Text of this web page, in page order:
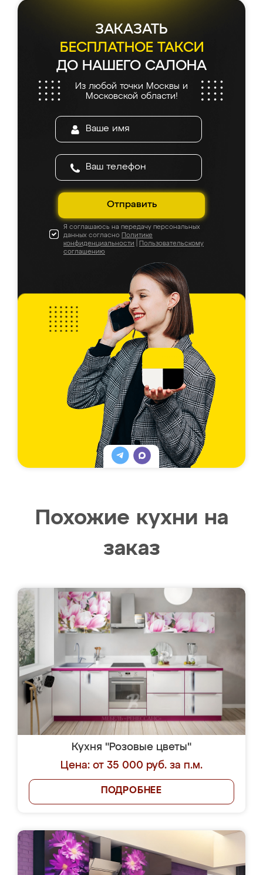
ЗАКАЗАТЬ
БЕСПЛАТНОЕ ТАКСИ
ДО НАШЕГО САЛОНА
Из любой точки Москвы и
Московской области!
Отправить
Я соглашаюсь на передачу персональных
данных согласно Политике
конфиденциальности
Пользовательскому
соглашению
Похожие кухни на
заказ
Кухня "Розовые цветы"
Цена: от 35 000 руб. за п.м.
ПОДРОБНЕЕ